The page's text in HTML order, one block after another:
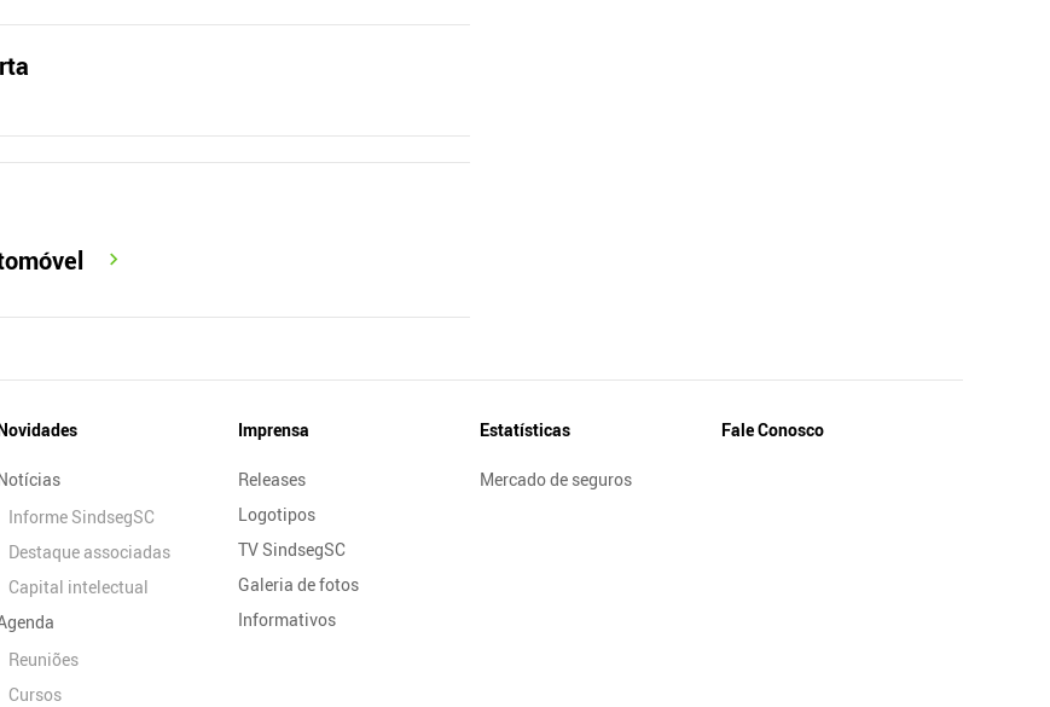
Informe SindsegSC
Destaque associadas
Capital intelectual
Reuniões
Cursos
Imprensa
Releases
Logotipos
TV SindsegSC
Galeria de fotos
Informativos
Estatísticas
Mercado de seguros
Fale Conosco